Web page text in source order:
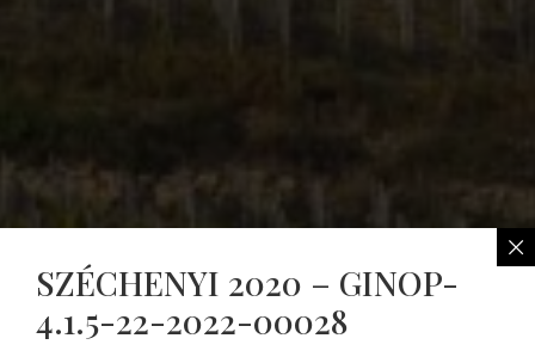
SZÉCHENYI 2020 – GINOP-
4.1.5-22-2022-00028